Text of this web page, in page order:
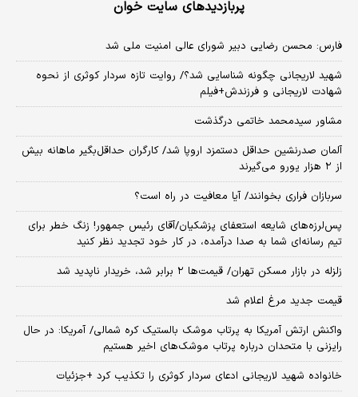
پربازدیدهای سایت خوان
فارس: محسن رضایی دبیر شورای عالی امنیت ملی شد
شهید لاریجانی چگونه شناسایی شد؟/ روایت تازه سردار کوثری از نحوه
شهادت لاریجانی و فرزندش+فیلم
مشاور سیدمحمد خاتمی درگذشت
آلمان صدرنشین حداقل دستمزد اروپا شد/ کارگران حداقل‌بگیر ماهانه بیش
از ۲ هزار یورو می‌گیرند
سربازان فراری بخوانند/ آیا معافیت در راه است؟
پس‌لرزه‌های شایعه استعفای پزشکیان/آقای رئیس جمهور! زنگ خطر برای
تیم رسانه‌ای شما به صدا درآمده، در کار خود تجدید نظر کنید
زلزله در بازار مسکن تهران/ قیمت‌ها ۲ برابر شد، خریدار ناپدید شد
قیمت جدید مرغ اعلام شد
واکنش ارتش آمریکا به پرتاب موشک بالستیک کره شمالی/ آمریکا: در حال
رایزنی با متحدان درباره پرتاب موشک‌های اخیر هستیم
خانواده شهید لاریجانی ادعای سردار کوثری را تکذیب کرد +جزئیات